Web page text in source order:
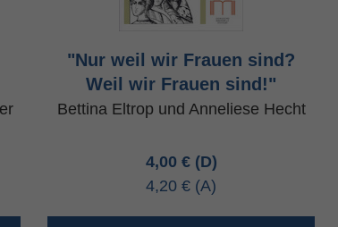
"Nur weil wir Frauen sind?
Weil wir Frauen sind!"
Bettina Eltrop und Anneliese Hecht
4,00 €
4,20 €